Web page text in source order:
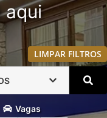
aqui
LIMPAR FILTROS
Vagas